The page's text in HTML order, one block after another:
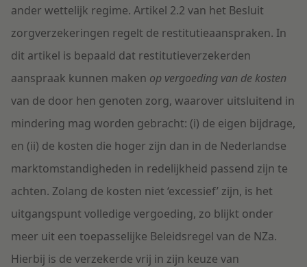
ander wettelijk regime. Artikel 2.2 van het Besluit
zorgverzekeringen regelt de restitutieaanspraken. In
dit artikel is bepaald dat restitutieverzekerden
aanspraak kunnen maken op vergoeding van de kosten
van de door hen genoten zorg, waarover uitsluitend in
mindering mag worden gebracht: (i) de eigen bijdrage,
en (ii) de kosten die hoger zijn dan in de Nederlandse
marktomstandigheden in redelijkheid passend zijn te
achten. Zolang de kosten niet ‘excessief’ zijn, is het
uitgangspunt volledige vergoeding, zo blijkt onder
meer uit een toepasselijke Beleidsregel van de NZa.
Hierbij is de verzekerde vrij in zijn keuze van